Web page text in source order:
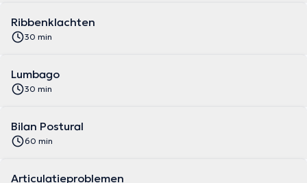
Ribbenklachten
30 min
Lumbago
30 min
Bilan Postural
60 min
Articulatieproblemen